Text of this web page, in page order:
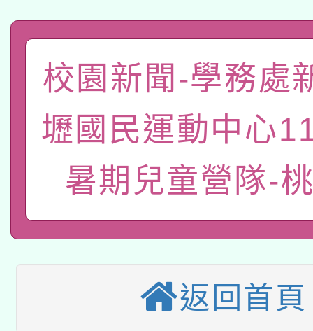
礎課程
「數位內容與教學軟體
有關大陸委員會函釋公
薪期間赴陸應申請許可
轉知經濟部水利署委託
業技術研究院辦理「
用水績優單位及節水達
115年8月22日(星期六
本校115學年度第2次
招甄選結果公告(無人
適應運動共學行動站研
本館辦理115年度閱讀
校園新聞-學務處
壢國民運動中心
暑期兒童營隊-
返回首頁